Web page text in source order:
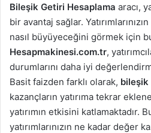
Bileşik Getiri Hesaplama aracı,
bir avantaj sağlar.
nasıl büyüyeceğini görmek için
Hesapmakinesi.com.tr,
durumlarını daha iyi
Basit faizden farklı olarak,
kazançların yatırıma tekrar
yatırımın etkisini katlamaktadır.
yatırımlarınızın ne kadar değer